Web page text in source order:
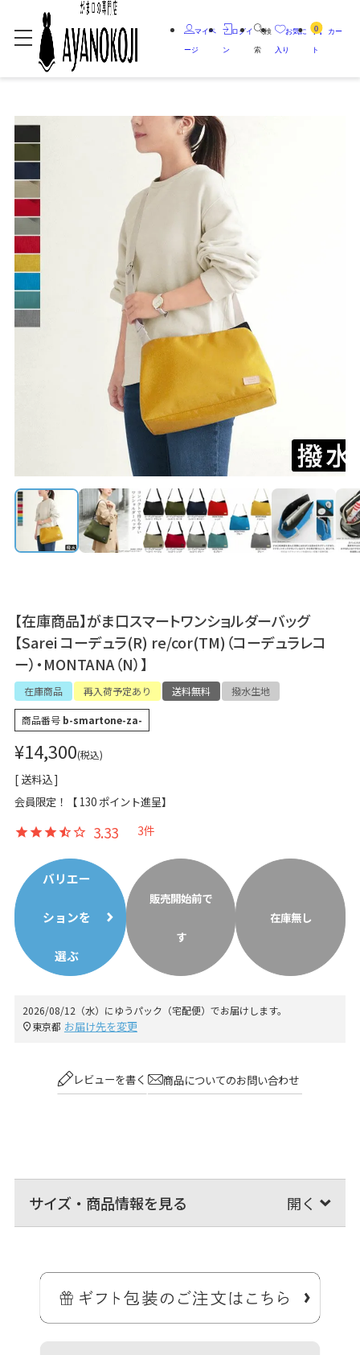
マイペ
ージ
ログイ
ン
検
索
お気に
入り
0 カー
ト
【在庫商品】がま口スマートワンショルダーバッグ
【Sarei コーデュラ(R) re/cor(TM)（コーデュラレコ
ー）・MONTANA（N）】
在庫商品 再入荷予定あり 送料無料 撥水生地
商品番号 b-smartone-za-
¥14,300 税込
送料込
会員限定！【 130 ポイント進呈】
3.33 3
バリエー
ションを
選ぶ
販売開始前で
す
在庫無し
2026/08/12（水） に ゆうパック（宅配便） でお届けします。
東京都 お届け先を変更
レビューを書く 商品についてのお問い合わせ
サイズ・商品情報を見る
コンパクトで持ちやすい、ワンショルダーバッグ。
人気のスクエアワンショルダーバッグをコンパクトにしたがま口スマ
ートワンショルダーバッグの登場です。